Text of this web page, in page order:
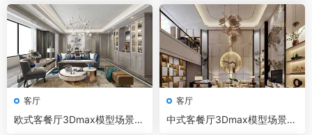
客厅
欧式客餐厅3Dmax模型场景
客厅
中式客餐厅3Dmax模型场景